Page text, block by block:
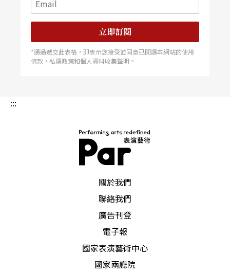
立即訂閱
*通過遞交此表格，即表示您接受並同意已閱讀本網站的使用
條款，私隱政策和個人資料收集聲明。
:::
關於我們
聯絡我們
廣告刊登
電子報
國家表演藝術中心
國家兩廳院